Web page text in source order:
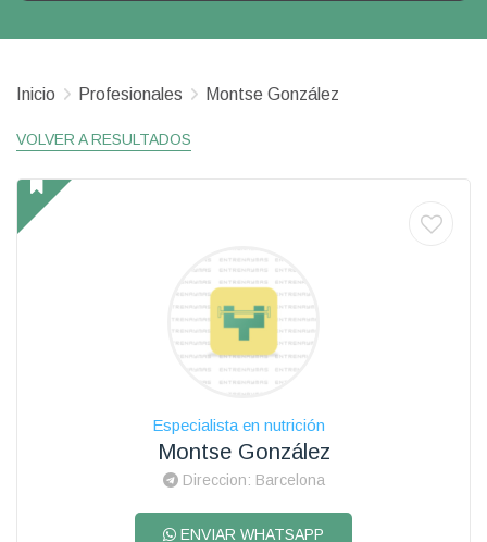
Inicio Profesionales Montse González
VOLVER A RESULTADOS
Especialista en nutrición
Montse González
Direccion: Barcelona
ENVIAR WHATSAPP